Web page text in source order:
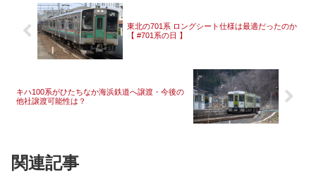
東北の701系 ロングシート仕様は最適だったのか
【 #701系の日 】
キハ100系がひたちなか海浜鉄道へ譲渡・今後の
他社譲渡可能性は？
関連記事